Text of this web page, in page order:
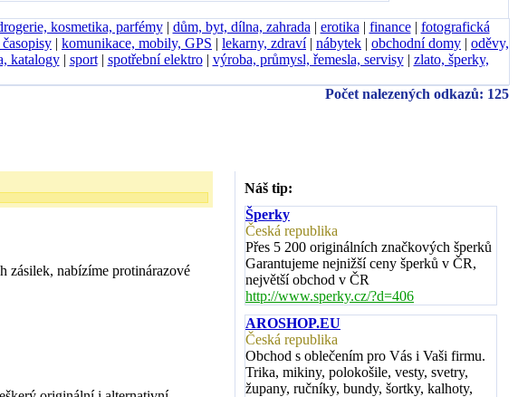
kosmetika, parfémy| dům, byt, dílna, zahrada | erotika | finance| fotografická
| komunikace, mobily, GPS | lekarny, zdraví| nábytek | obchodní domy | oděvy,
katalogy| sport| spotřební elektro| výroba, průmysl, řemesla, servisy| zlato, šperky,
Počet nalezených odkazů: 125
zásilek, nabízíme protinárazové
Náš tip:
Šperky
Česká republika
Přes 5 200 originálních značkových šperků
Garantujeme nejnižší ceny šperků v ČR,
největší obchod v ČR
http://www.sperky.cz/?d=406
AROSHOP.EU
Česká republika
Obchod s oblečením pro Vás i Vaši firmu.
Trika, mikiny, polokošile, vesty, svetry,
župany, ručníky, bundy, šortky, kalhoty,